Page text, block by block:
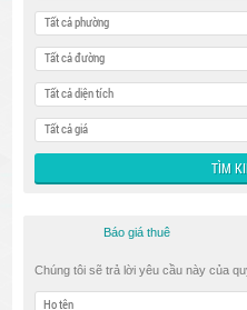
Tất cả phường
Tất cả đường
Tất cả diện tích
Tất cả giá
Báo giá thuê
Chúng tôi sẽ trả lời yêu cầu này của